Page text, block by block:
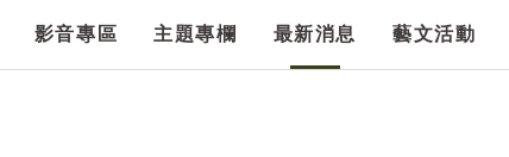
影音專區 主題專欄 最新消息 藝文活動